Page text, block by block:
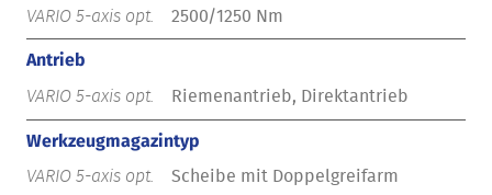
2500/1250 Nm
Antrieb
Riemenantrieb, Direktantrieb
Werkzeugmagazintyp
Scheibe mit Doppelgreifarm